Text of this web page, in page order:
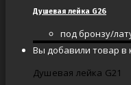
Душевая лейка G26
под бронзу/
Вы добавили товар в
Душевая лейка G21